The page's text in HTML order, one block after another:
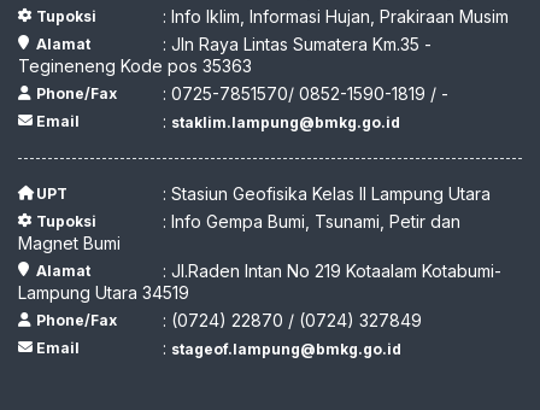
Tupoksi : Info Iklim, Informasi Hujan, Prakiraan Musim
Alamat
: Jln Raya Lintas Sumatera Km.35 -
Tegineneng Kode pos 35363
Phone/Fax : 0725-7851570/ 0852-1590-1819 / -
Email : staklim.lampung@bmkg.go.id
UPT : Stasiun Geofisika Kelas II Lampung Utara
Tupoksi
: Info Gempa Bumi, Tsunami, Petir dan
Magnet Bumi
Alamat
: Jl.Raden Intan No 219 Kotaalam Kotabumi-
Lampung Utara 34519
Phone/Fax : (0724) 22870 / (0724) 327849
Email : stageof.lampung@bmkg.go.id